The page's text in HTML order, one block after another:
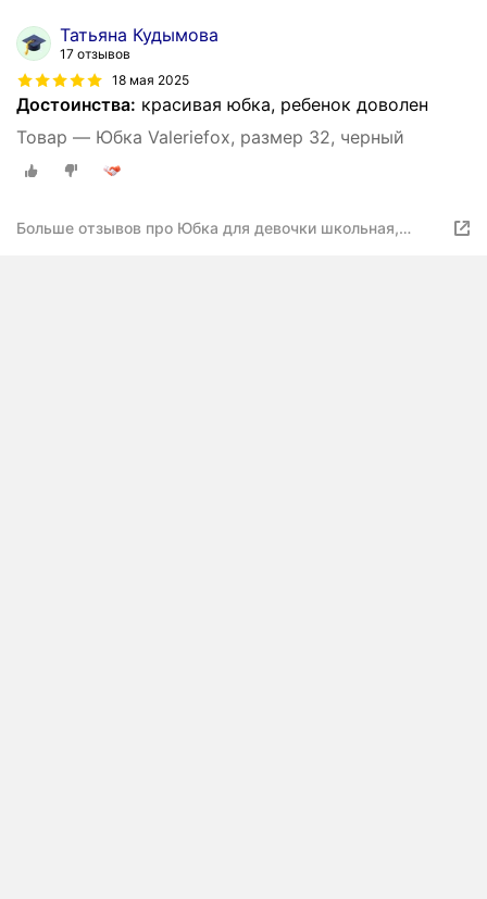
Татьяна Кудымова
17 отзывов
18 мая 2025
Достоинства: красивая юбка, ребенок доволен
Товар — Юбка Valeriefox, размер 32, черный
Больше отзывов про Юбка для девочки школьная,